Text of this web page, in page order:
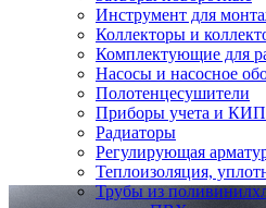
Инструмент для
Коллекторы и
Комплектующие для
Насосы и насосное
Полотенцесушители
Приборы учета и
Радиаторы
Регулирующая
Теплоизоляция,
Трубы из